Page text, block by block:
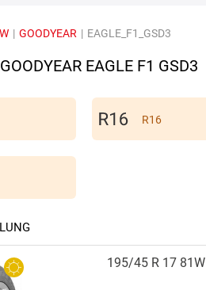
| GOODYEAR | EAGLE_F1_GSD3
EAGLE F1 GSD3
R16
195/45 R 17 81W